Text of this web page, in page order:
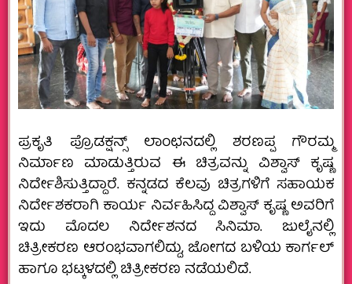
ಪ್ರಕೃತಿ ಪ್ರೊಡಕ್ಷನ್ಸ್ ಲಾಂಛನದಲ್ಲಿ ಶರಣಪ್ಪ ಗೌರಮ್ಮ
ನಿರ್ಮಾಣ ಮಾಡುತ್ತಿರುವ ಈ ಚಿತ್ರವನ್ನು ವಿಶ್ವಾಸ್ ಕೃಷ್ಣ
ನಿರ್ದೇಶಿಸುತ್ತಿದ್ದಾರೆ. ಕನ್ನಡದ ಕೆಲವು ಚಿತ್ರಗಳಿಗೆ ಸಹಾಯಕ
ನಿರ್ದೇಶಕರಾಗಿ ಕಾರ್ಯ ನಿರ್ವಹಿಸಿದ್ದ ವಿಶ್ವಾಸ್ ಕೃಷ್ಣ ಅವರಿಗೆ
ಇದು ಮೊದಲ ನಿರ್ದೇಶನದ ಸಿನಿಮಾ. ಜುಲೈನಲ್ಲಿ
ಚಿತ್ರೀಕರಣ ಆರಂಭವಾಗಲಿದ್ದು, ಜೋಗದ ಬಳಿಯ ಕಾರ್ಗಲ್
ಹಾಗೂ ಭಟ್ಕಳದಲ್ಲಿ ಚಿತ್ರೀಕರಣ ನಡೆಯಲಿದೆ.